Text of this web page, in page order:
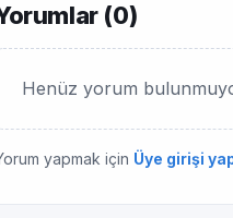
(0)
Henüz yorum
yapmak için Üye girişi